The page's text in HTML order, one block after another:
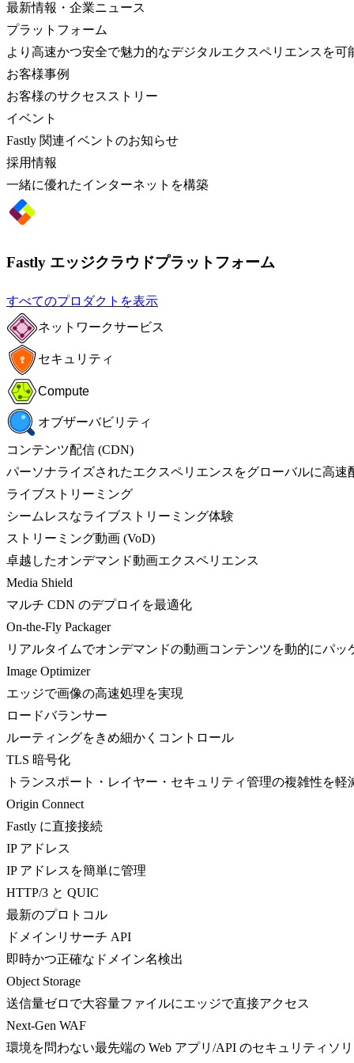
最新情報・企業ニュース
プラットフォーム
より高速かつ安全で魅力的なデジタルエクスペリエンスを可
お客様事例
お客様のサクセスストリー
イベント
Fastly 関連イベントのお知らせ
採用情報
一緒に優れたインターネットを構築
Fastly エッジクラウドプラットフォーム
すべてのプロダクトを表示
ネットワークサービス
セキュリティ
Compute
オブザーバビリティ
コンテンツ配信 (CDN)
パーソナライズされたエクスペリエンスをグローバルに高速
ライブストリーミング
シームレスなライブストリーミング体験
ストリーミング動画 (VoD)
卓越したオンデマンド動画エクスペリエンス
Media Shield
マルチ CDN のデプロイを最適化
On-the-Fly Packager
リアルタイムでオンデマンドの動画コンテンツを動的にパッ
Image Optimizer
エッジで画像の高速処理を実現
ロードバランサー
ルーティングをきめ細かくコントロール
TLS 暗号化
トランスポート・レイヤー・セキュリティ管理の複雑性を軽
Origin Connect
Fastly に直接接続
IP アドレス
IP アドレスを簡単に管理
HTTP/3 と QUIC
最新のプロトコル
ドメインリサーチ API
即時かつ正確なドメイン名検出
Object Storage
送信量ゼロで大容量ファイルにエッジで直接アクセス
Next-Gen WAF
環境を問わない最先端の Web アプリ/API のセキュリティソ